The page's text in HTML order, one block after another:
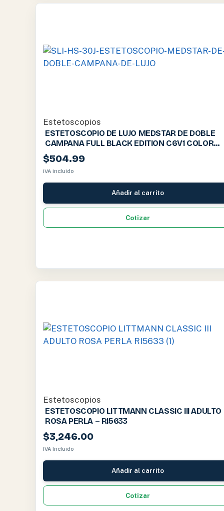
Estetoscopios
ESTETOSCOPIO DE LUJO MEDSTAR DE DOBLE
CAMPANA FULL BLACK EDITION C6V1 COLOR
NEGRO – SLI-HS-30L
$504.99
IVA Incluido
Añadir al carrito
Cotizar
Estetoscopios
ESTETOSCOPIO LITTMANN CLASSIC III ADULTO
ROSA PERLA – RI5633
$3,246.00
IVA Incluido
Añadir al carrito
Cotizar